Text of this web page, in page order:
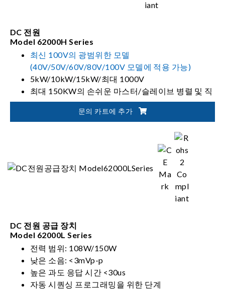
DC 전원
Model 62000H Series
최신 100V의 광범위한 모델
(40V/50V/60V/80V/100V 모델에 적용 가능)
5kW/10kW/15kW/최대 1000V
최대 150KW의 손쉬운 마스터/슬레이브 병렬 및 직
렬 작업
도구 제어 및 모니터링을 위한 소프트 패널
문의 카트에 추가
DC 전원 공급 장치
Model 62000L Series
전력 범위: 108W/150W
낮은 소음: <3mVp-p
높은 과도 응답 시간 <30us
자동 시퀀싱 프로그래밍을 위한 단계